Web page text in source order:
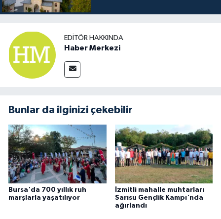
EDITÖR HAKKINDA
Haber Merkezi
Bunlar da ilginizi çekebilir
Bursa'da 700 yıllık ruh
marşlarla yaşatılıyor
İzmitli mahalle muhtarları
Sarısu Gençlik Kampı'nda
ağırlandı